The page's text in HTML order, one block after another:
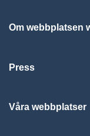
Om webbplatsen
Press
Våra webbplatser